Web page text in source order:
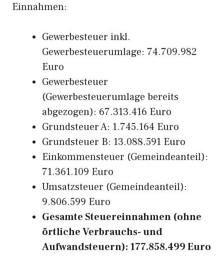
Einnahmen:
Gewerbesteuer inkl.
Gewerbesteuerumlage: 74.709.982
Euro
Gewerbesteuer
(Gewerbesteuerumlage bereits
abgezogen): 67.313.416 Euro
Grundsteuer A: 1.745.164 Euro
Grundsteuer B: 13.088.591 Euro
Einkommensteuer (Gemeindeanteil):
71.361.109 Euro
Umsatzsteuer (Gemeindeanteil):
9.806.599 Euro
Gesamte Steuereinnahmen (ohne
örtliche Verbrauchs- und
Aufwandsteuern): 177.858.499 Euro